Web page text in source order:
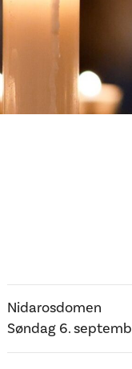
Nidarosdomen
Søndag 6.